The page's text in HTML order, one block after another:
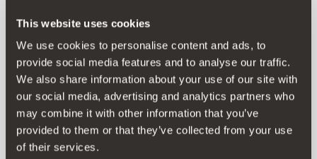
This website uses cookies
We use cookies to personalise content and ads, to
provide social media features and to analyse our traffic.
We also share information about your use of our site with
our social media, advertising and analytics partners who
may combine it with other information that you’ve
provided to them or that they’ve collected from your use
of their services.
Produkt
Ein Profi-Werkzeugkasten, der einfach alle Stück spielt.
Dieses Set mit 42 Teilen lässt dich garantiert nicht im
Stich. Die Werkzeuge verfügen über eine Ratschen- und
Schraubendreherfunktion mit Gelenk für drei Positionen
im 45º-, 90º- und 180º-Winkel zum Arbeiten an schwer